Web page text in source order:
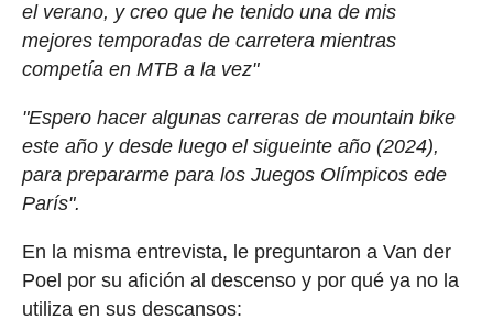
el verano, y creo que he tenido una de mis
mejores temporadas de carretera mientras
competía en MTB a la vez"
"Espero hacer algunas carreras de mountain bike
este año y desde luego el sigueinte año (2024),
para prepararme para los Juegos Olímpicos ede
París".
En la misma entrevista, le preguntaron a Van der
Poel por su afición al descenso y por qué ya no la
utiliza en sus descansos: